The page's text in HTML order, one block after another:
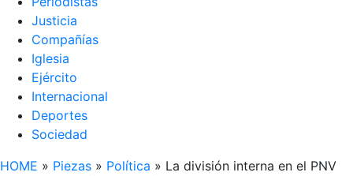
Justicia
Compañías
Iglesia
Ejército
Internacional
Deportes
Sociedad
HOME » Piezas » Política » La división interna en el PNV